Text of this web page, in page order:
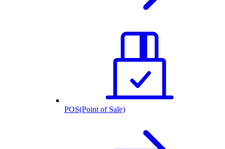
POS(Point of Sale)